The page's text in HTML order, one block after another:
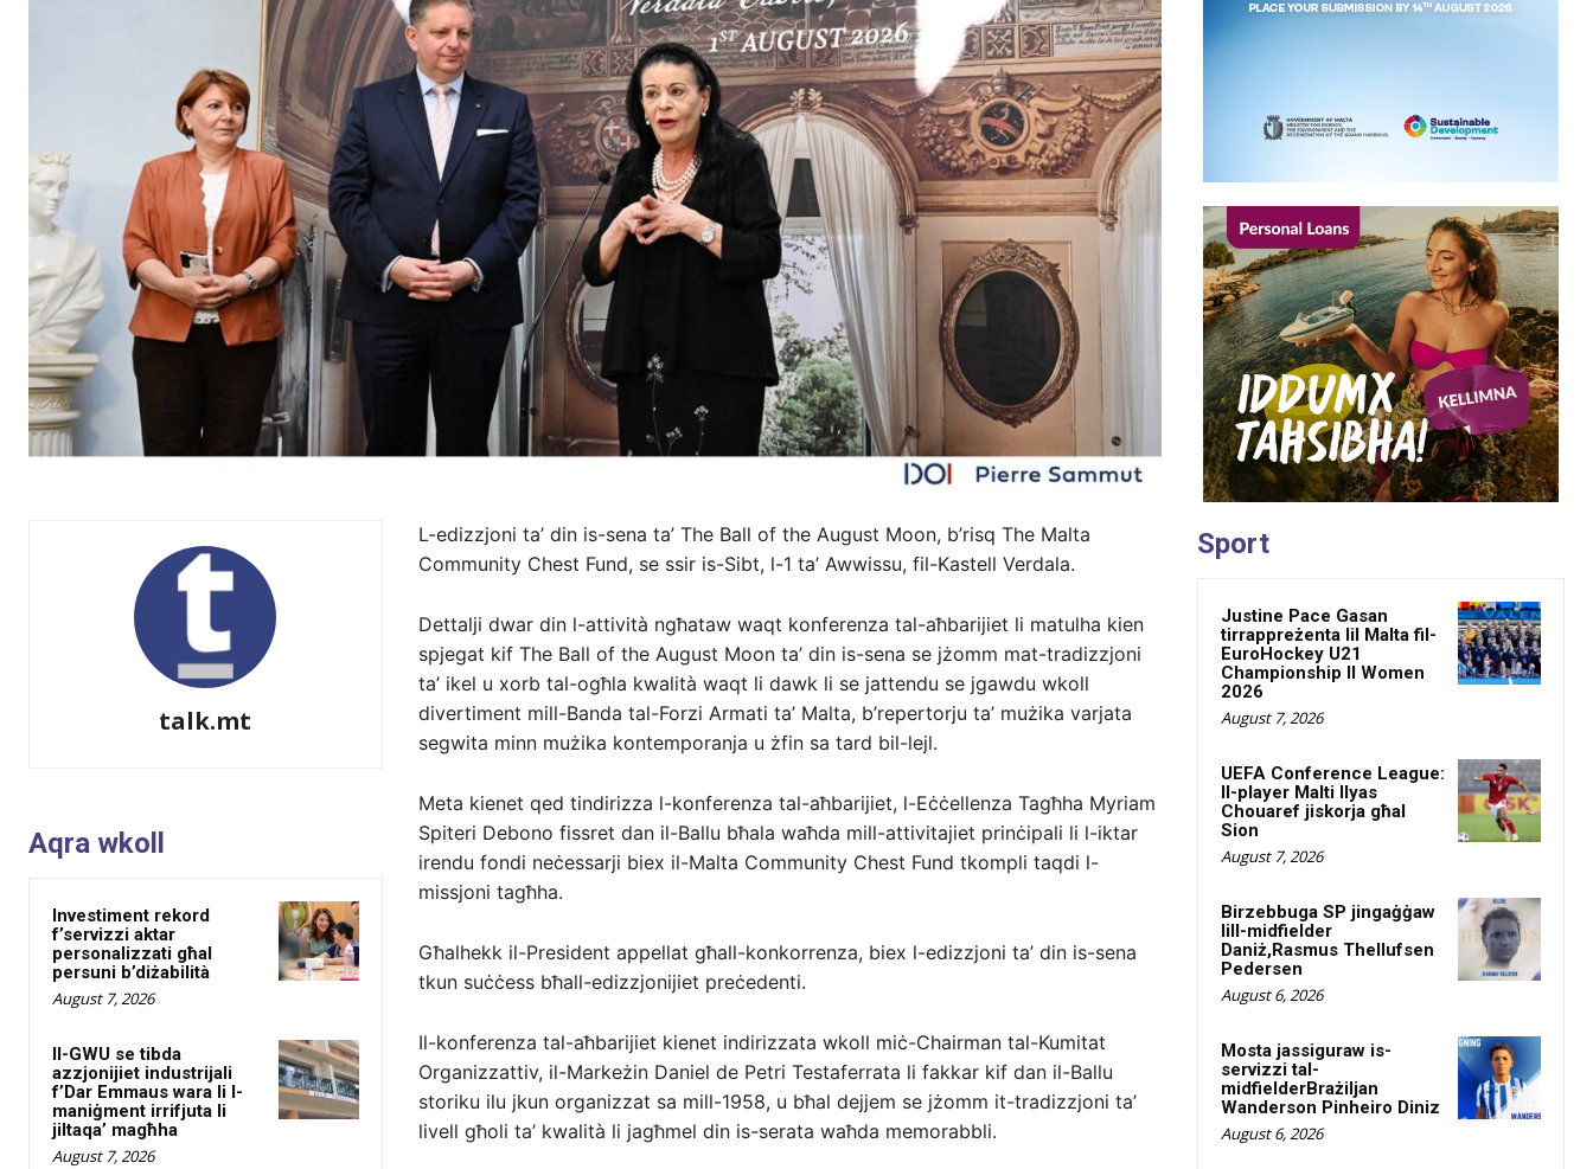
talk.mt
Aqra wkoll
Investiment rekord
f’servizzi aktar
personalizzati għal
persuni b’diżabilità
August 7, 2026
Il-GWU se tibda
azzjonijiet industrijali
f’Dar Emmaus wara li l-
maniġment irrifjuta li
jiltaqa’ magħha
August 7, 2026
L-edizzjoni ta’ din is-sena ta’ The Ball of the August Moon, b’risq The Malta
Community Chest Fund, se ssir is-Sibt, l-1 ta’ Awwissu, fil-Kastell Verdala.
Dettalji dwar din l-attività ngħataw waqt konferenza tal-aħbarijiet li matulha kien
spjegat kif The Ball of the August Moon ta’ din is-sena se jżomm mat-tradizzjoni
ta’ ikel u xorb tal-ogħla kwalità waqt li dawk li se jattendu se jgawdu wkoll
divertiment mill-Banda tal-Forzi Armati ta’ Malta, b’repertorju ta’ mużika varjata
segwita minn mużika kontemporanja u żfin sa tard bil-lejl.
Meta kienet qed tindirizza l-konferenza tal-aħbarijiet, l-Eċċellenza Tagħha Myriam
Spiteri Debono fissret dan il-Ballu bħala waħda mill-attivitajiet prinċipali li l-iktar
irendu fondi neċessarji biex il-Malta Community Chest Fund tkompli taqdi l-
missjoni tagħha.
Għalhekk il-President appellat għall-konkorrenza, biex l-edizzjoni ta’ din is-sena
tkun suċċess bħall-edizzjonijiet preċedenti.
Il-konferenza tal-aħbarijiet kienet indirizzata wkoll miċ-Chairman tal-Kumitat
Organizzattiv, il-Markeżin Daniel de Petri Testaferrata li fakkar kif dan il-Ballu
storiku ilu jkun organizzat sa mill-1958, u bħal dejjem se jżomm it-tradizzjoni ta’
livell għoli ta’ kwalità li jagħmel din is-serata waħda memorabbli.
Sport
Justine Pace Gasan
tirrappreżenta lil Malta fil-
EuroHockey U21
Championship II Women
2026
August 7, 2026
UEFA Conference League:
Il-player Malti Ilyas
Chouaref jiskorja għal
Sion
August 7, 2026
Birzebbuga SP jingaġġaw
lill-midfielder
Daniż,Rasmus Thellufsen
Pedersen
August 6, 2026
Mosta jassiguraw is-
servizzi tal-
midfielderBrażiljan
Wanderson Pinheiro Diniz
August 6, 2026